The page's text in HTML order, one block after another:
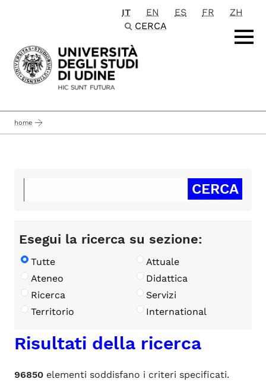
Passa al contenuto principale
IT EN ES FR
ZH
CERCA
home
Esegui la ricerca su sezione:
Tutte
Attuale
Ateneo
Didattica
Ricerca
Servizi
Territorio
International
Risultati della ricerca
96850 elementi soddisfano i criteri specificati.